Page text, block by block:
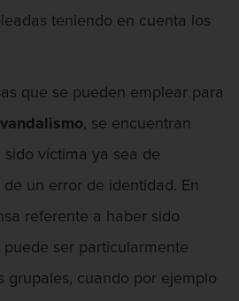
teniendo en cuenta los
que se pueden emplear para
vandalismo, se encuentran
víctima ya sea de
un error de identidad. En
referente a haber sido
ser particularmente
grupales, cuando por ejemplo
De Fondos Públicos